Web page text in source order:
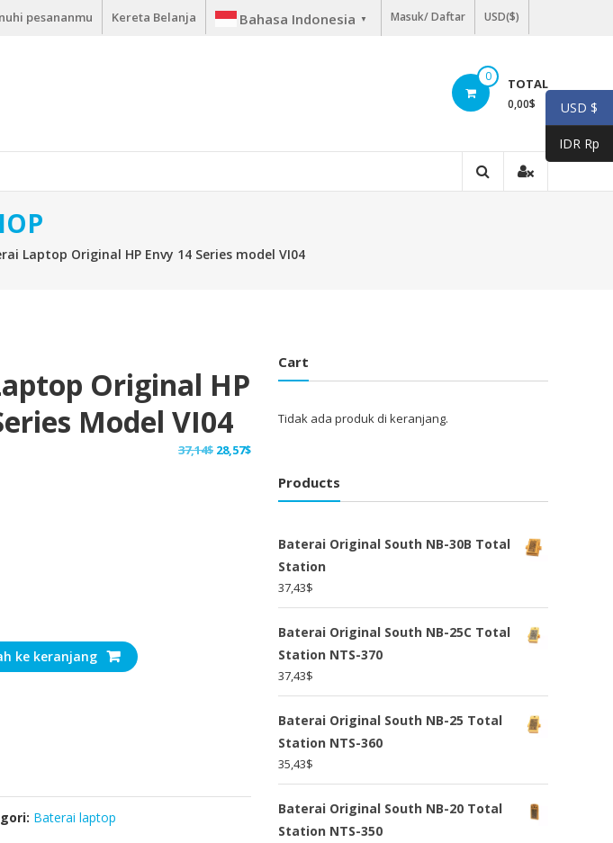
pesananmu Kereta Belanja Bahasa Indonesia ▼ Masuk/ Daftar USD($)
0 TOTAL
0,00$
Laptop Original HP Envy 14 Series model VI04
Original HP
Model VI04
37,14$ Harga
28,57$Harga
ke keranjang
Baterai laptop
Cart
Tidak ada produk di keranjang.
Products
Baterai Original South NB-30B Total
Station
37,43$
Baterai Original South NB-25C Total
Station NTS-370
37,43$
Baterai Original South NB-25 Total
Station NTS-360
35,43$
Baterai Original South NB-20 Total
Station NTS-350
USD $
IDR Rp